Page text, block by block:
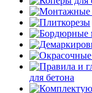
для бетона